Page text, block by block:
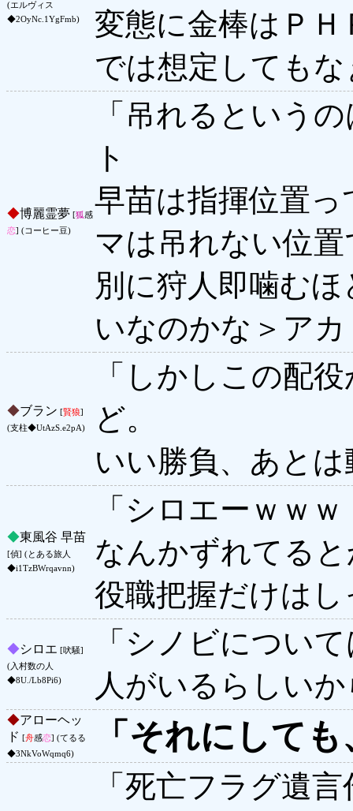
(エルヴィス
◆2OyNc.1YgFmb)
変態に金棒はＰ
では想定しても
◆博麗霊夢 [狐感
恋] (コーヒー豆)
「吊れるという
ト
早苗は指揮位置
マは吊れない位
別に狩人即噛む
いなのかな＞ア
◆ブラン [賢狼]
(支柱◆UtAzS.e2pA)
「しかしこの配
ど。
いい勝負、あと
◆東風谷 早苗
[偵] (とある旅人
◆i1TzBWrqavnn)
「シロエーｗｗｗ
なんかずれてる
役職把握だけは
◆シロエ [吠騒]
(入村数の人
◆8U./Lb8Pi6)
「シノビについ
人がいるらしい
◆アローヘッ
ド [舟感恋] (てるる
◆3NkVoWqmq6)
「それにして
「死亡フラグ遺